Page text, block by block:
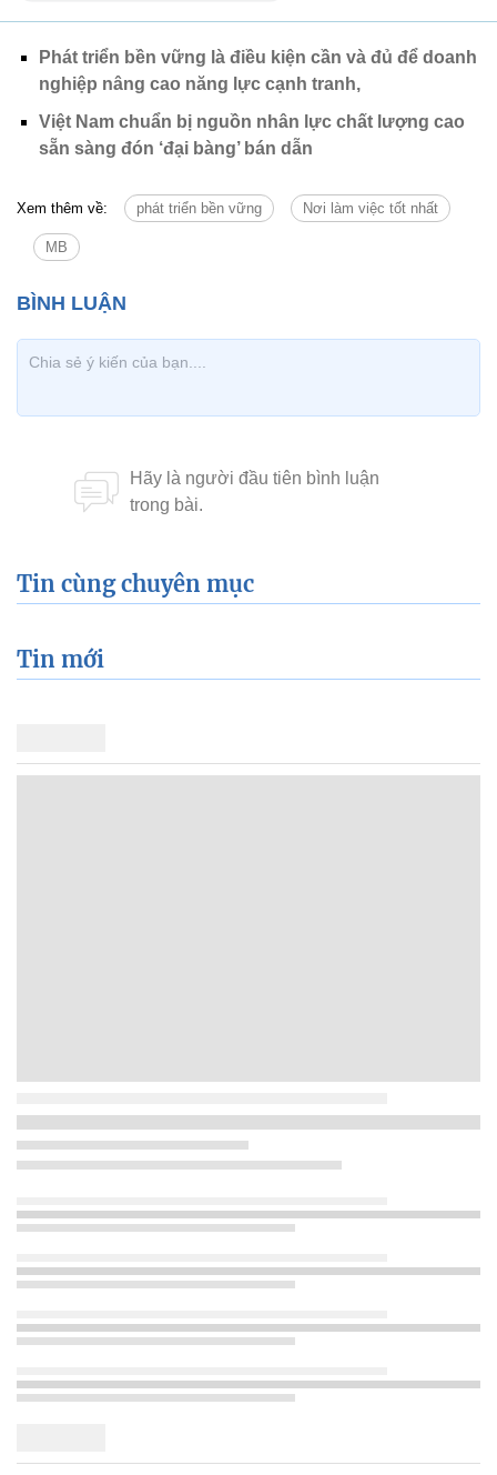
Phát triển bền vững là điều kiện cần và đủ để doanh
nghiệp nâng cao năng lực cạnh tranh,
Việt Nam chuẩn bị nguồn nhân lực chất lượng cao
sẵn sàng đón ‘đại bàng’ bán dẫn
Xem thêm về: phát triển bền vững Nơi làm việc tốt nhất
MB
Tin cùng chuyên mục
Tin mới